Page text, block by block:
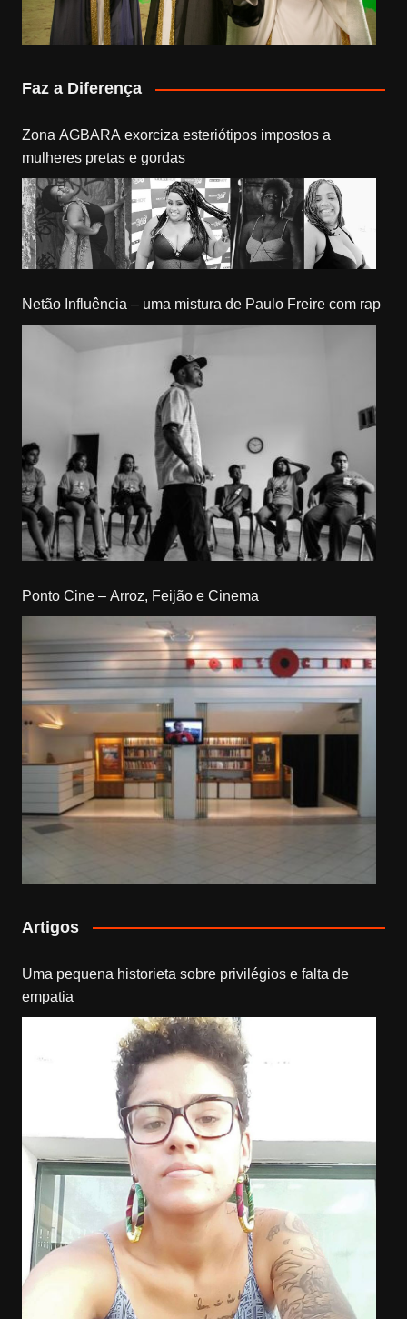
Faz a Diferença
Zona AGBARA exorciza esteriótipos impostos a
mulheres pretas e gordas
Netão Influência – uma mistura de Paulo Freire com rap
Ponto Cine – Arroz, Feijão e Cinema
Artigos
Uma pequena historieta sobre privilégios e falta de
empatia